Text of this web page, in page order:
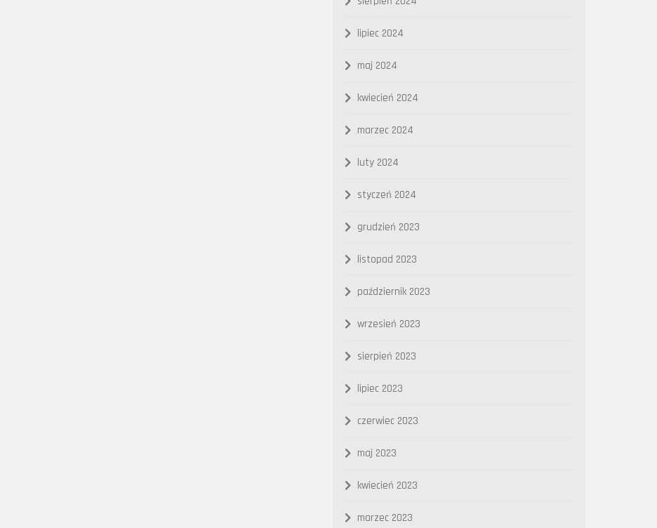
lipiec 2024
maj 2024
kwiecień 2024
marzec 2024
luty 2024
styczeń 2024
grudzień 2023
listopad 2023
październik 2023
wrzesień 2023
sierpień 2023
lipiec 2023
czerwiec 2023
maj 2023
kwiecień 2023
marzec 2023